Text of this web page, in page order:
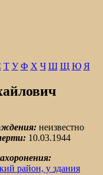
Т У Ф Х Ч Ш Щ Ю Я
неизвестно
10.03.1944
район, у здания